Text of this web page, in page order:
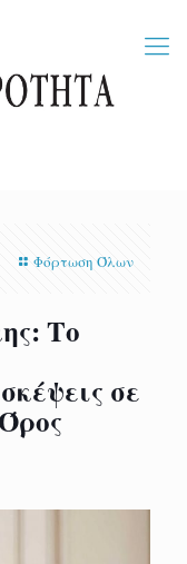
Φόρτωση Όλων
Το
σε